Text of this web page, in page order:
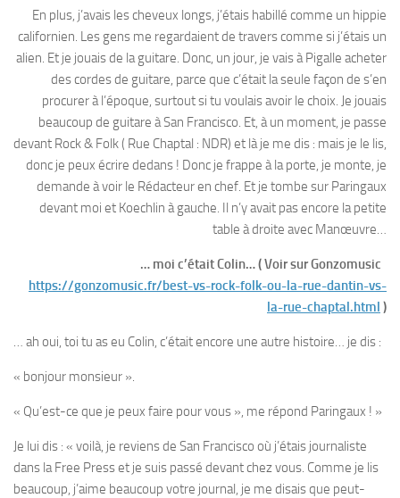
En plus, j’avais les cheveux longs, j’étais habillé comme un hippie
californien. Les gens me regardaient de travers comme si j’étais un
alien. Et je jouais de la guitare. Donc, un jour, je vais à Pigalle acheter
des cordes de guitare, parce que c’était la seule façon de s’en
procurer à l’époque, surtout si tu voulais avoir le choix. Je jouais
beaucoup de guitare à San Francisco. Et, à un moment, je passe
devant Rock & Folk ( Rue Chaptal : NDR) et là je me dis : mais je le lis,
donc je peux écrire dedans ! Donc je frappe à la porte, je monte, je
demande à voir le Rédacteur en chef. Et je tombe sur Paringaux
devant moi et Koechlin à gauche. Il n’y avait pas encore la petite
table à droite avec Manœuvre…
… moi c’était Colin… ( Voir sur Gonzomusic
https://gonzomusic.fr/best-vs-rock-folk-ou-la-rue-dantin-vs-
la-rue-chaptal.html )
… ah oui, toi tu as eu Colin, c’était encore une autre histoire… je dis :
« bonjour monsieur ».
« Qu’est-ce que je peux faire pour vous », me répond Paringaux ! »
Je lui dis : « voilà, je reviens de San Francisco où j’étais journaliste
dans la Free Press et je suis passé devant chez vous. Comme je lis
beaucoup, j’aime beaucoup votre journal, je me disais que peut-